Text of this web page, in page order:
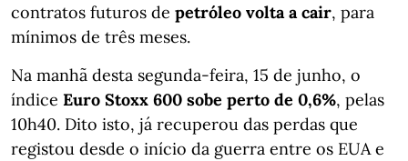
contratos futuros de petróleo volta a cair, para
mínimos de três meses.
Na manhã desta segunda-feira, 15 de junho, o
índice Euro Stoxx 600 sobe perto de 0,6%, pelas
10h40. Dito isto, já recuperou das perdas que
registou desde o início da guerra entre os EUA e